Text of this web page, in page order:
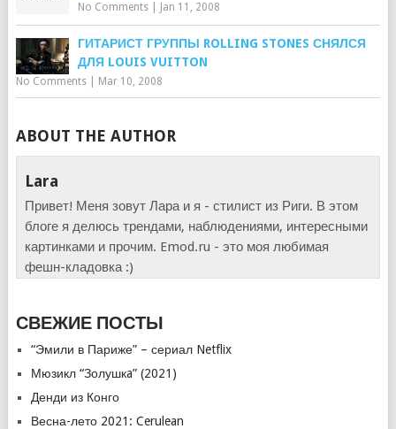
No Comments| Jan 11, 2008
ГИТАРИСТ ГРУППЫ ROLLING STONES СНЯЛСЯ
ДЛЯ LOUIS VUITTON
No Comments| Mar 10, 2008
ABOUT THE AUTHOR
Lara
Привет! Меня зовут Лара и я - стилист из Риги. В этом
блоге я делюсь трендами, наблюдениями, интересными
картинками и прочим. Emod.ru - это моя любимая
фешн-кладовка :)
СВЕЖИЕ ПОСТЫ
“Эмили в Париже” – сериал Netflix
Мюзикл “Золушкa” (2021)
Денди из Конго
Весна-лето 2021: Cerulean